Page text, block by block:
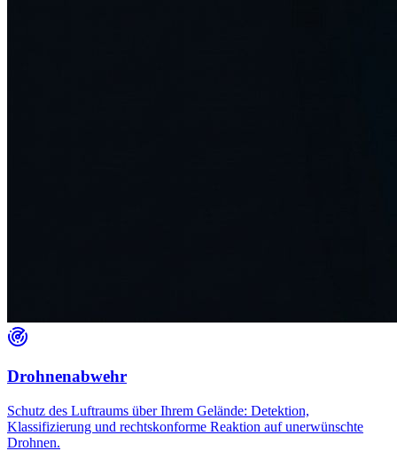
Drohnenabwehr
Schutz des Luftraums über Ihrem Gelände: Detektion,
Klassifizierung und rechtskonforme Reaktion auf unerwünschte
Drohnen.